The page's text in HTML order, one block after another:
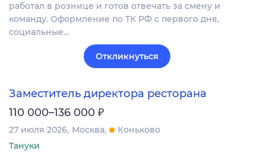
работал в рознице и готов отвечать за смену и
команду. Оформление по ТК РФ с первого дня,
социальные…
Откликнуться
Заместитель директора ресторана
110 000–136 000 ₽
27 июля 2026 Москва
Коньково
Тануки